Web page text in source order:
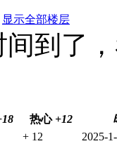
显示全部楼层
间到了
热心 +12
+ 12 2025-